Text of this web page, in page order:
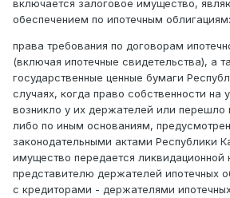
включается залоговое имущество,
обеспечением по ипотечным облигациям:
права требования по договорам
(включая ипотечные свидетельства), а
государственные ценные бумаги
случаях, когда право собственности на
возникло у их держателей или перешло
либо по иным основаниям,
законодательными актами Республики
имущество передается ликвидационной
представителю держателей ипотечных
с кредиторами - держателями